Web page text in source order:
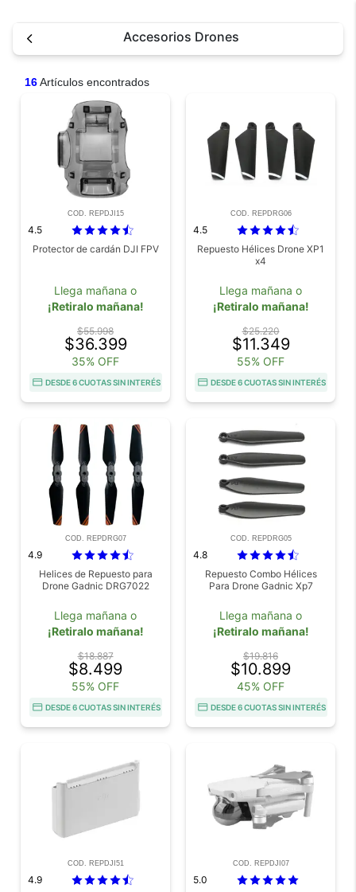
Accesorios Drones
16Artículos encontrados
COD. REPDJI15
4.5
Protector de cardán DJI FPV
Llega mañana o
¡Retiralo mañana!
$55.998
$36.399
35% OFF
DESDE 6 CUOTAS SIN INTERÉS
COD. REPDRG06
4.5
Repuesto Hélices Drone XP1
x4
Llega mañana o
¡Retiralo mañana!
$25.220
$11.349
55% OFF
DESDE 6 CUOTAS SIN INTERÉS
COD. REPDRG07
4.9
Helices de Repuesto para
Drone Gadnic DRG7022
Llega mañana o
¡Retiralo mañana!
$18.887
$8.499
55% OFF
DESDE 6 CUOTAS SIN INTERÉS
COD. REPDRG05
4.8
Repuesto Combo Hélices
Para Drone Gadnic Xp7
Llega mañana o
¡Retiralo mañana!
$19.816
$10.899
45% OFF
DESDE 6 CUOTAS SIN INTERÉS
COD. REPDJI51
4.9
COD. REPDJI07
5.0